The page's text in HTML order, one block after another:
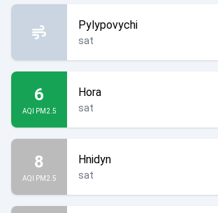
Pylypovychi
sat
6
AQI PM2.5
Hora
sat
8
AQI PM2.5
Hnidyn
sat